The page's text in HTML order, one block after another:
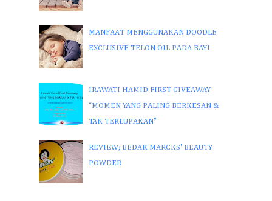
MANFAAT MENGGUNAKAN DOODLE
EXCLUSIVE TELON OIL PADA BAYI
IRAWATI HAMID FIRST GIVEAWAY
“MOMEN YANG PALING BERKESAN &
TAK TERLUPAKAN”
REVIEW; BEDAK MARCKS' BEAUTY
POWDER